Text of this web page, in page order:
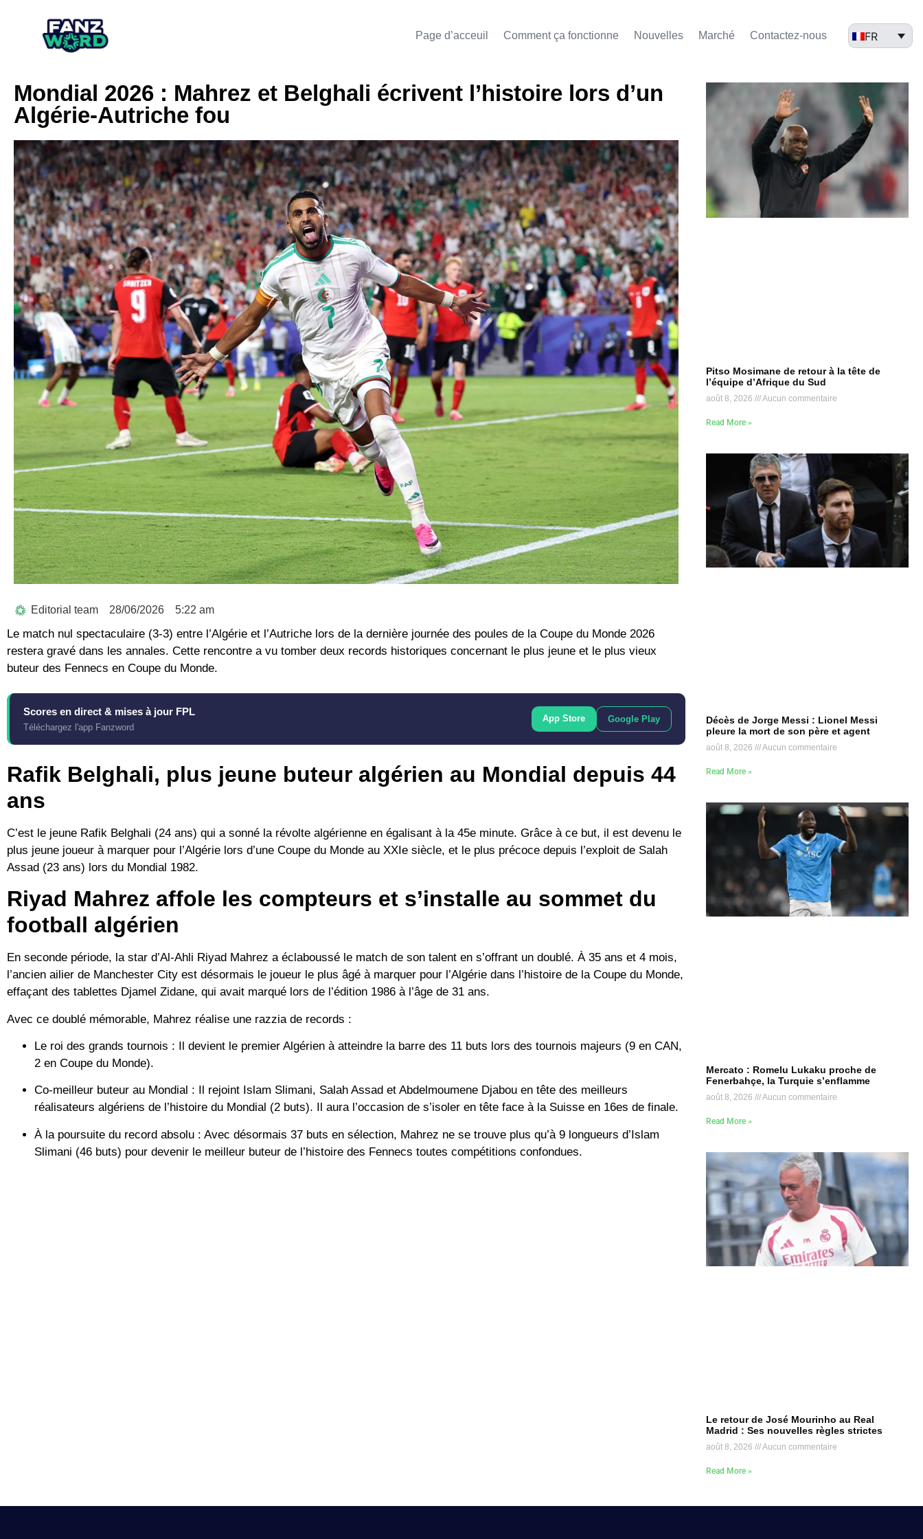
Page d’acceuil Comment ça fonctionne Nouvelles Marché​ Contactez-nous FR
Mondial 2026 : Mahrez et Belghali écrivent l’histoire lors d’un
Algérie-Autriche fou
Editorial team 28/06/2026 5:22 am
Le match nul spectaculaire (3-3) entre l’Algérie et l’Autriche lors de la dernière journée des poules de la Coupe du Monde 2026
restera gravé dans les annales. Cette rencontre a vu tomber deux records historiques concernant le plus jeune et le plus vieux
buteur des Fennecs en Coupe du Monde.
Scores en direct & mises à jour FPL
Téléchargez l'app Fanzword
App Store Google Play
Rafik Belghali, plus jeune buteur algérien au Mondial depuis 44
ans
C’est le jeune Rafik Belghali (24 ans) qui a sonné la révolte algérienne en égalisant à la 45e minute. Grâce à ce but, il est devenu le
plus jeune joueur à marquer pour l’Algérie lors d’une Coupe du Monde au XXIe siècle, et le plus précoce depuis l’exploit de Salah
Assad (23 ans) lors du Mondial 1982.
Riyad Mahrez affole les compteurs et s’installe au sommet du
football algérien
En seconde période, la star d’Al-Ahli Riyad Mahrez a éclaboussé le match de son talent en s’offrant un doublé. À 35 ans et 4 mois,
l’ancien ailier de Manchester City est désormais le joueur le plus âgé à marquer pour l’Algérie dans l’histoire de la Coupe du Monde,
effaçant des tablettes Djamel Zidane, qui avait marqué lors de l’édition 1986 à l’âge de 31 ans.
Avec ce doublé mémorable, Mahrez réalise une razzia de records :
Le roi des grands tournois : Il devient le premier Algérien à atteindre la barre des 11 buts lors des tournois majeurs (9 en CAN,
2 en Coupe du Monde).
Co-meilleur buteur au Mondial : Il rejoint Islam Slimani, Salah Assad et Abdelmoumene Djabou en tête des meilleurs
réalisateurs algériens de l’histoire du Mondial (2 buts). Il aura l’occasion de s’isoler en tête face à la Suisse en 16es de finale.
À la poursuite du record absolu : Avec désormais 37 buts en sélection, Mahrez ne se trouve plus qu’à 9 longueurs d’Islam
Slimani (46 buts) pour devenir le meilleur buteur de l’histoire des Fennecs toutes compétitions confondues.
Pitso Mosimane de retour à la tête de
l’équipe d’Afrique du Sud
août 8, 2026 Aucun commentaire
Read More »
Décès de Jorge Messi : Lionel Messi
pleure la mort de son père et agent
août 8, 2026 Aucun commentaire
Read More »
Mercato : Romelu Lukaku proche de
Fenerbahçe, la Turquie s’enflamme
août 8, 2026 Aucun commentaire
Read More »
Le retour de José Mourinho au Real
Madrid : Ses nouvelles règles strictes
août 8, 2026 Aucun commentaire
Read More »